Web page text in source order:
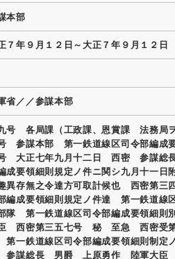
本部
７年９月１２日～大正７年９月１２日
省／／参謀本部
号 各局課（工政課、恩賞課 法務局
参謀本部 第一鉄道線区司令部編成
大正七年九月十二日 西密 参謀総
成要領細則規定ノ件ニ関シ九月十一日
異存無之令達方可取計候也 西密第
編成要領細則規定ノ件達 第一鉄道線
隊 第一鉄道線区司令部編成要領細
西密第三五七号 秘 至急 西密受
一鉄道線区司令部編成要領細則制定
参謀総長 男爵 上原勇作 陸軍大臣